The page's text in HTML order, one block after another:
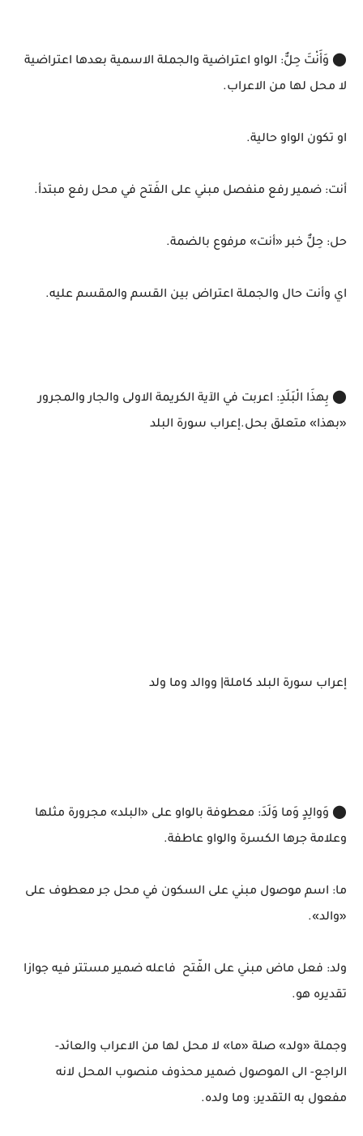
⬤ وَأَنْتَ حِلٌّ: الواو اعتراضية والجملة الاسمية بعدها اعتراضية
لا محل لها من الاعراب.
او تكون الواو حالية.
أنت: ضمير رفع منفصل مبني على الفَتح في محل رفع مبتدأ.
حل: حِلٌّ خبر «أنت» مرفوع بالضمة.
اي وأنت حال والجملة اعتراض بين القسم والمقسم عليه.
⬤ بِهذَا الْبَلَدِ: اعربت في الآية الكريمة الاولى والجار والمجرور
«بهذا» متعلق بحل.إعراب سورة البلد
إعراب سورة البلد كاملة| ووالد وما ولد
⬤ وَوالِدٍ وَما وَلَدَ: معطوفة بالواو على «البلد» مجرورة مثلها
وعلامة جرها الكسرة والواو عاطفة.
ما: اسم موصول مبني على السكون في محل جر معطوف على
«والد».
ولد: فعل ماض مبني على الفّتح فاعله ضمير مستتر فيه جوازا
تقديره هو.
وجملة «ولد» صلة «ما» لا محل لها من الاعراب والعائد-
الراجع- الى الموصول ضمير محذوف منصوب المحل لانه
مفعول به التقدير: وما ولده.